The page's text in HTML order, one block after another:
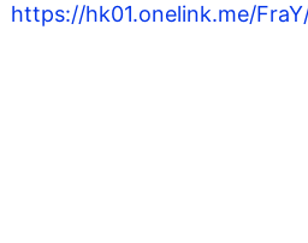
https://hk01.onelink.me/